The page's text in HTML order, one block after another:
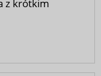
z krótkim